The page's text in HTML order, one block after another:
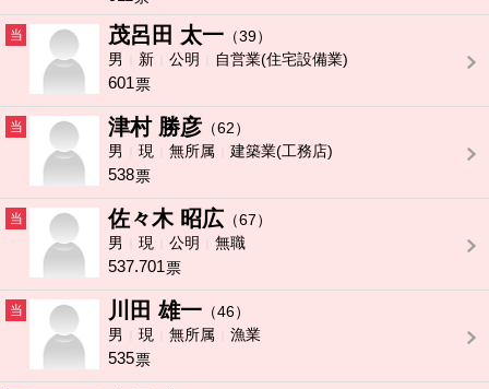
当 茂呂田 太一 （39）
男
新 公明 自営業(住宅設備業)
601票
当 津村 勝彦 （62）
男
現 無所属 建築業(工務店)
538票
当 佐々木 昭広 （67）
男
現 公明 無職
537.701票
当 川田 雄一 （46）
男
現 無所属 漁業
535票